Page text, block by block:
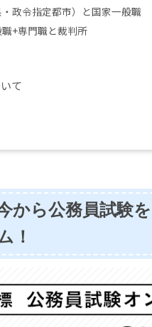
政令指定都市）と国家一般職
+専門職と裁判所
て
から公務員試験
！